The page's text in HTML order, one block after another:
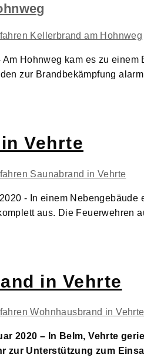
Am Hohnweg kam es zu
zur Brandbekämpfung
Vehrte
- In einem
aus. Die Feuerwehren
in Vehrte
2020 – In Belm, Vehrte
zur Unterstützung zum